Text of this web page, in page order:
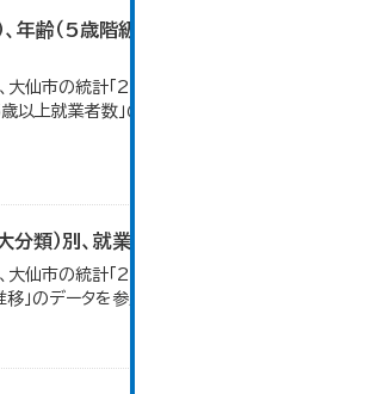
、年齢（5歳階級）、15歳以上就業者
大仙市の統計「2-7 産業(大分類)、年齢
以上就業者数」のデータを参照していま
分類）別、就業者数
大仙市の統計「2-8 地域別産業（大分類）
」のデータを参照しています。